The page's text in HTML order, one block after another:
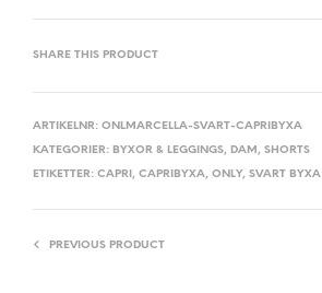
SHARE THIS PRODUCT
ARTIKELNR: ONLMARCELLA-SVART-CAPRIBYXA
KATEGORIER: BYXOR & LEGGINGS, DAM, SHORTS
ETIKETTER: CAPRI, CAPRIBYXA, ONLY, SVART BYXA
PREVIOUS PRODUCT